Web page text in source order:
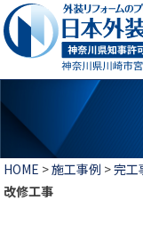
HOME >施工事例 >完工
改修工事